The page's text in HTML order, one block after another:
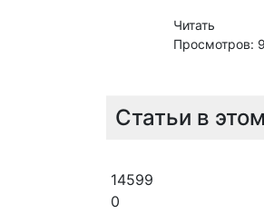
Читать
Просмотров:
Статьи в
14599
0